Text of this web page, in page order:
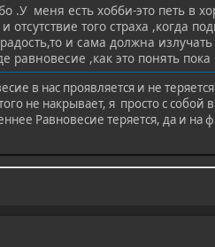
меня есть хобби-это петь в
того страха ,когда
и сама должна излучать
равновесие ,как это понять
в нас проявляется и не
не накрывает, я просто с собой
Равновесие теряется, да и на